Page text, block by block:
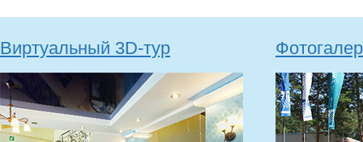
Виртуальный 3D-тур